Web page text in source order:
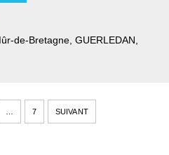
de-Bretagne GUERLEDAN,
7 SUIVANT